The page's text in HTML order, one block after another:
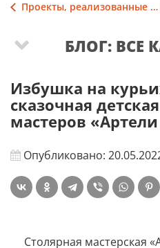
Проекты, реализованные мастерами столярной Артели
Избушка на
сказочная
мастеров
Опубликовано:
Столярная мастерская
БЛОГ: ВСЕ